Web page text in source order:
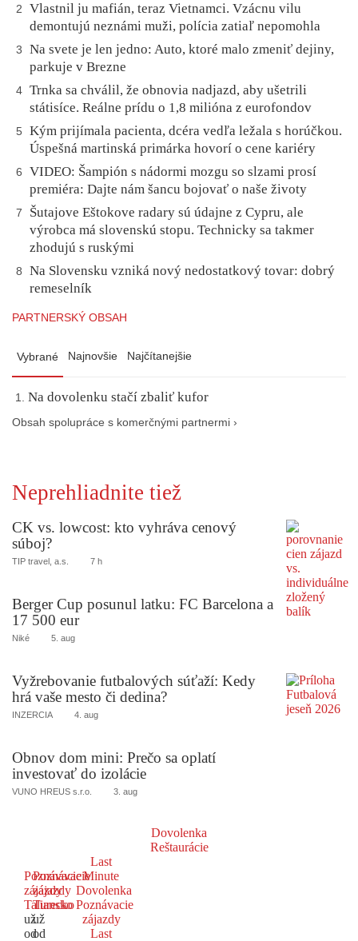
2
Vlastnil ju mafián, teraz Vietnamci. Vzácnu vilu
demontujú neznámi muži, polícia zatiaľ nepomohla
3
Na svete je len jedno: Auto, ktoré malo zmeniť dejiny,
parkuje v Brezne
4 Trnka sa chválil, že obnovia nadjazd, aby ušetrili
státisíce. Reálne prídu o 1,8 milióna z eurofondov
5
Kým prijímala pacienta, dcéra vedľa ležala s horúčkou.
Úspešná martinská primárka hovorí o cene kariéry
6
VIDEO: Šampión s nádormi mozgu so slzami prosí
premiéra: Dajte nám šancu bojovať o naše životy
7
Šutajove Eštokove radary sú údajne z Cypru, ale
výrobca má slovenskú stopu. Technicky sa takmer
zhodujú s ruskými
8
Na Slovensku vzniká nový nedostatkový tovar: dobrý
remeselník
PARTNERSKÝ OBSAH
Vybrané Najnovšie Najčítanejšie
Na dovolenku stačí zbaliť kufor
Obsah spolupráce s komerčnými partnermi ›
Neprehliadnite tiež
CK vs. lowcost: kto vyhráva cenový
súboj?
TIP travel, a.s. 7 h
Berger Cup posunul latku: FC Barcelona a
17 500 eur
Niké 5. aug
Vyžrebovanie futbalových súťaží: Kedy
hrá vaše mesto či dedina?
INZERCIA 4. aug
Obnov dom mini: Prečo sa oplatí
investovať do izolácie
VUNO HREUS s.r.o. 3. aug
Dovolenka
Reštaurácie
Poznávacie
zájazdy
Taliansko
už
od
Poznávacie
zájazdy
Turecko
už
od
Last
Minute
Dovolenka
Poznávacie
zájazdy
Last